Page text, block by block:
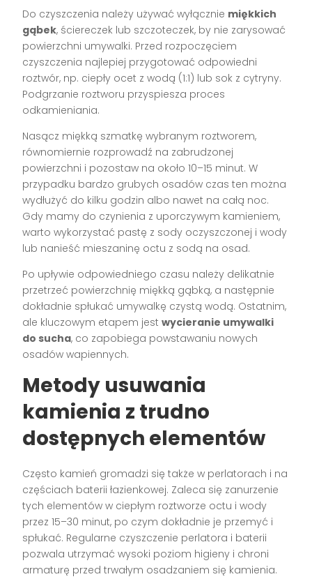
Do czyszczenia należy używać wyłącznie miękkich
gąbek, ściereczek lub szczoteczek, by nie zarysować
powierzchni umywalki. Przed rozpoczęciem
czyszczenia najlepiej przygotować odpowiedni
roztwór, np. ciepły ocet z wodą (1:1) lub sok z cytryny.
Podgrzanie roztworu przyspiesza proces
odkamieniania.
Nasącz miękką szmatkę wybranym roztworem,
równomiernie rozprowadź na zabrudzonej
powierzchni i pozostaw na około 10–15 minut. W
przypadku bardzo grubych osadów czas ten można
wydłużyć do kilku godzin albo nawet na całą noc.
Gdy mamy do czynienia z uporczywym kamieniem,
warto wykorzystać pastę z sody oczyszczonej i wody
lub nanieść mieszaninę octu z sodą na osad.
Po upływie odpowiedniego czasu należy delikatnie
przetrzeć powierzchnię miękką gąbką, a następnie
dokładnie spłukać umywalkę czystą wodą. Ostatnim,
ale kluczowym etapem jestwycieranie umywalki
do sucha, co zapobiega powstawaniu nowych
osadów wapiennych.
Metody usuwania
kamienia z trudno
dostępnych elementów
Często kamień gromadzi się także w perlatorach i na
częściach baterii łazienkowej. Zaleca się zanurzenie
tych elementów w ciepłym roztworze octu i wody
przez 15–30 minut, po czym dokładnie je przemyć i
spłukać. Regularne czyszczenie perlatora i baterii
pozwala utrzymać wysoki poziom higieny i chroni
armaturę przed trwałym osadzaniem się kamienia.